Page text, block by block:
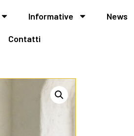
Informative News
Contatti